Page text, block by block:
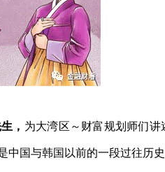
， 为大湾区～财富规划师们讲
中国与韩国以前的一段过往历史